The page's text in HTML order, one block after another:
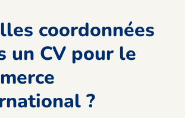
coordonnées
un CV pour le
?